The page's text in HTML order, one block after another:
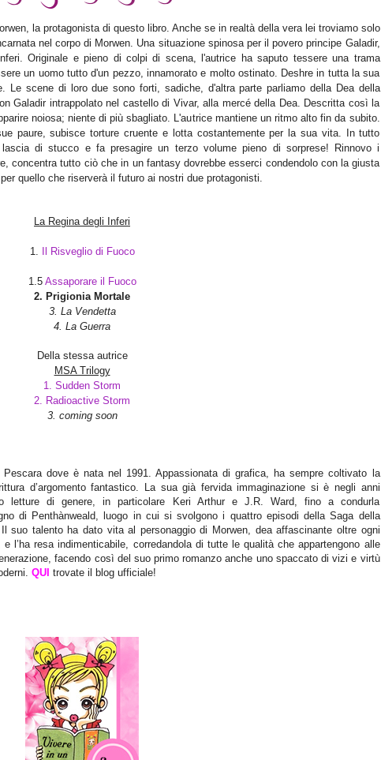
la protagonista di questo libro. Anche se in realtà della vera lei troviamo solo
nel corpo di Morwen. Una situazione spinosa per il povero principe Galadir,
Originale e pieno di colpi di scena, l'autrice ha saputo tessere una trama
un uomo tutto d'un pezzo, innamorato e molto ostinato. Deshre in tutta la sua
Le scene di loro due sono forti, sadiche, d'altra parte parliamo della Dea della
Galadir intrappolato nel castello di Vivar, alla mercé della Dea. Descritta così la
noiosa; niente di più sbagliato. L'autrice mantiene un ritmo alto fin da subito.
paure, subisce torture cruente e lotta costantemente per la sua vita. In tutto
di stucco e fa presagire un terzo volume pieno di sorprese! Rinnovo i
concentra tutto ciò che in un fantasy dovrebbe esserci condendolo con la giusta
quello che riserverà il futuro ai nostri due protagonisti.
La Regina degli Inferi
1. Il Risveglio di Fuoco
1.5 Assaporare il Fuoco
2. Prigionia Mortale
3. La Vendetta
4. La Guerra
Della stessa autrice
MSA Trilogy
1. Sudden Storm
2. Radioactive Storm
3. coming soon
dove è nata nel 1991. Appassionata di grafica, ha sempre coltivato la
d’argomento fantastico. La sua già fervida immaginazione si è negli anni
letture di genere, in particolare Keri Arthur e J.R. Ward, fino a condurla
di Penthànweald, luogo in cui si svolgono i quattro episodi della Saga della
suo talento ha dato vita al personaggio di Morwen, dea affascinante oltre ogni
l’ha resa indimenticabile, corredandola di tutte le qualità che appartengono alle
facendo così del suo primo romanzo anche uno spaccato di vizi e virtù
QUI trovate il blog ufficiale!